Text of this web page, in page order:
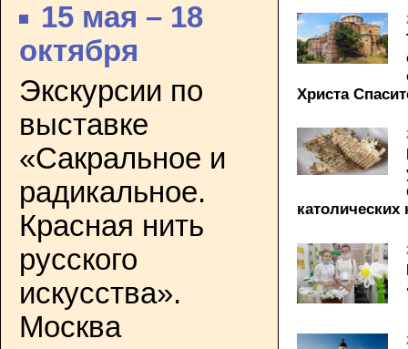
15 мая – 18
октября
Экскурсии по
выставке
«Сакральное и
радикальное.
Красная нить
русского
искусства».
Москва
Христа
католических